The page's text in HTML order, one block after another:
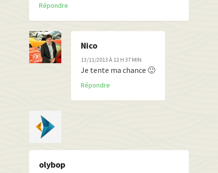
Répondre
Nico
13/11/2013 À 12 H 37 MIN
Je tente ma chance 🙂
Répondre
olybop